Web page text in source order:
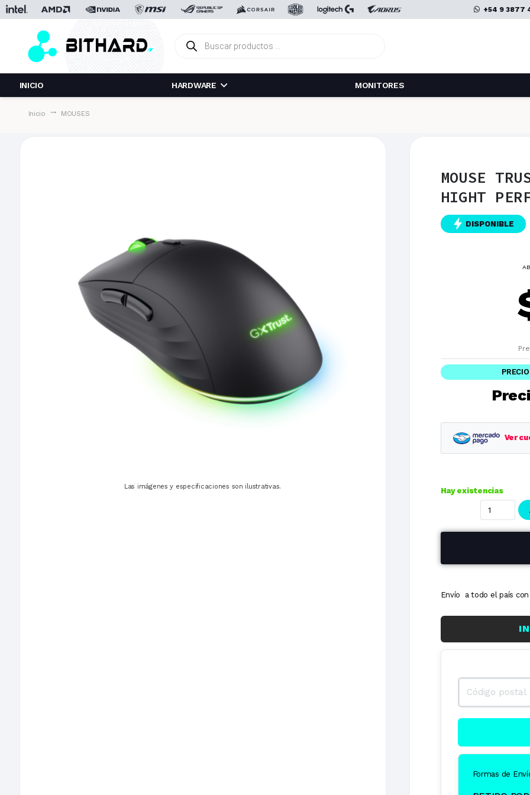
+54 9 3877
Búsqueda
de
INICIO HARDWARE MONITORES
Inicio trending_flat MOUSES
Las imágenes y especificaciones son ilustrativas.
MOUSE
HIGHT
DISPONIBLE
Ver
1 cuotas
Hay existencias
Envío a todo el país
Formas de